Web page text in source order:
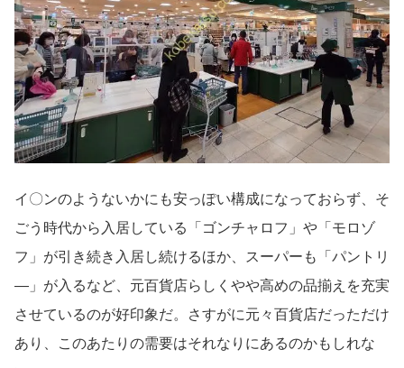
イ〇ンのようないかにも安っぽい構成になっておらず、そ
ごう時代から入居している「ゴンチャロフ」や「モロゾ
フ」が引き続き入居し続けるほか、スーパーも「パントリ
―」が入るなど、元百貨店らしくやや高めの品揃えを充実
させているのが好印象だ。さすがに元々百貨店だっただけ
あり、このあたりの需要はそれなりにあるのかもしれな